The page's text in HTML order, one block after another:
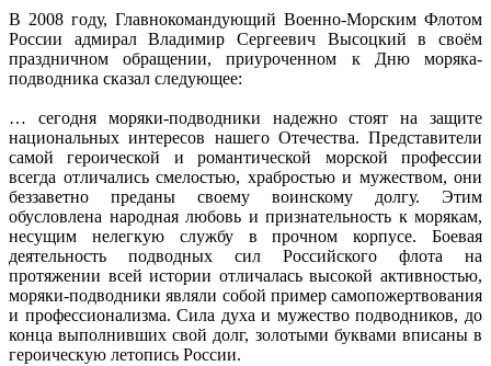
В 2008 году, Главнокомандующий Военно-Морским Флотом
России адмирал Владимир Сергеевич Высоцкий в своём
праздничном обращении, приуроченном к Дню моряка-
подводника сказал следующее:
… сегодня моряки-подводники надежно стоят на защите
национальных интересов нашего Отечества. Представители
самой героической и романтической морской профессии
всегда отличались смелостью, храбростью и мужеством, они
беззаветно преданы своему воинскому долгу. Этим
обусловлена народная любовь и признательность к морякам,
несущим нелегкую службу в прочном корпусе. Боевая
деятельность подводных сил Российского флота на
протяжении всей истории отличалась высокой активностью,
моряки-подводники являли собой пример самопожертвования
и профессионализма. Сила духа и мужество подводников, до
конца выполнивших свой долг, золотыми буквами вписаны в
героическую летопись России.